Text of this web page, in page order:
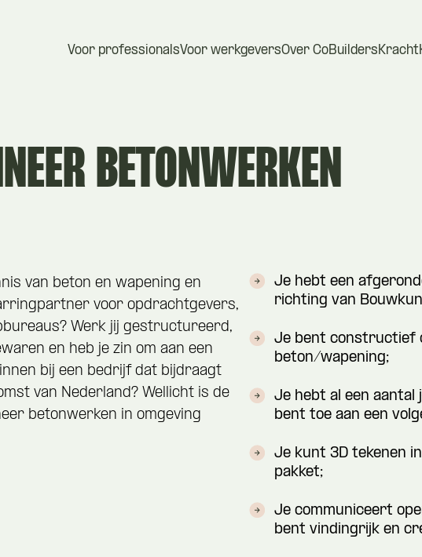
Voor professionalsVoor werkgeversOver CoBuilders
BETONWERKEN
van beton en wapening en
voor opdrachtgevers,
Werk jij gestructureerd,
en heb je zin om aan een
bij een bedrijf dat bijdraagt
van Nederland? Wellicht is de
betonwerken in omgeving
Je hebt een
richting van
Je bent constructief
beton/wapening;
Je hebt al een aantal
bent toe aan een
Je kunt 3D tekenen
pakket;
Je communiceert
bent vindingrijk en